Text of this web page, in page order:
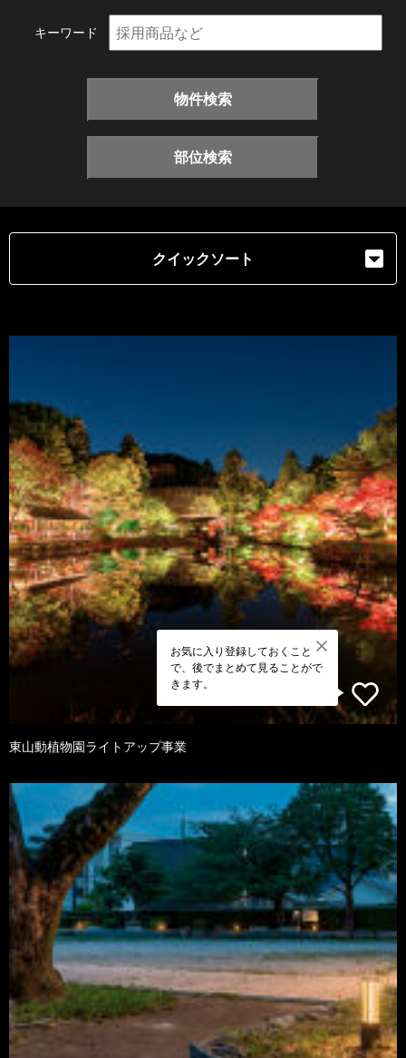
キーワード
物件検索
部位検索
クイックソート
お気に入り登録しておくこと
で、後でまとめて見ることがで
きます。
東山動植物園ライトアップ事業